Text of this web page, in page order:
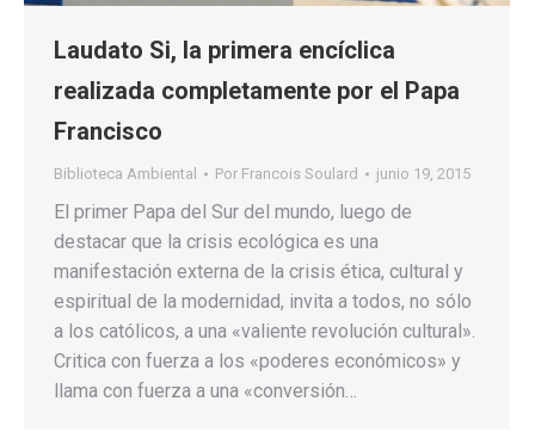
Laudato Si, la primera encíclica
realizada completamente por el Papa
Francisco
Biblioteca Ambiental Por Francois Soulard junio 19, 2015
El primer Papa del Sur del mundo, luego de
destacar que la crisis ecológica es una
manifestación externa de la crisis ética, cultural y
espiritual de la modernidad, invita a todos, no sólo
a los católicos, a una «valiente revolución cultural».
Critica con fuerza a los «poderes económicos» y
llama con fuerza a una «conversión…